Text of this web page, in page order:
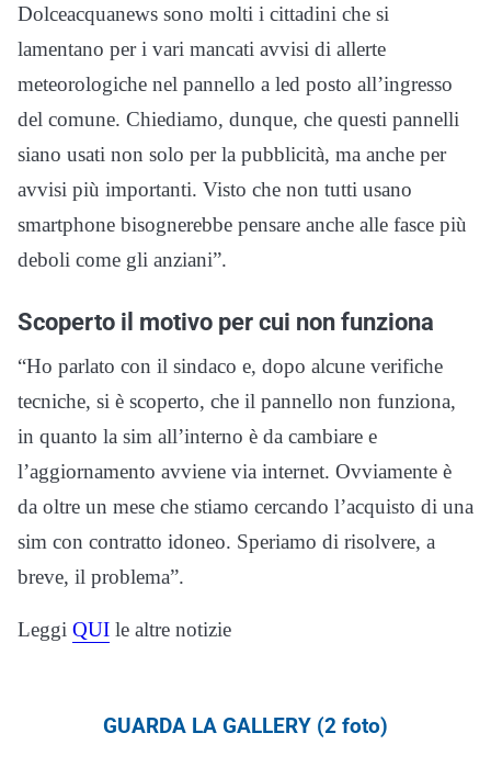
Dolceacquanews sono molti i cittadini che si
lamentano per i vari mancati avvisi di allerte
meteorologiche nel pannello a led posto all’ingresso
del comune. Chiediamo, dunque, che questi pannelli
siano usati non solo per la pubblicità, ma anche per
avvisi più importanti. Visto che non tutti usano
smartphone bisognerebbe pensare anche alle fasce più
deboli come gli anziani”.
Scoperto il motivo per cui non funziona
“Ho parlato con il sindaco e, dopo alcune verifiche
tecniche, si è scoperto, che il pannello non funziona,
in quanto la sim all’interno è da cambiare e
l’aggiornamento avviene via internet. Ovviamente è
da oltre un mese che stiamo cercando l’acquisto di una
sim con contratto idoneo. Speriamo di risolvere, a
breve, il problema”.
Leggi QUI le altre notizie
GUARDA LA GALLERY (2 foto)